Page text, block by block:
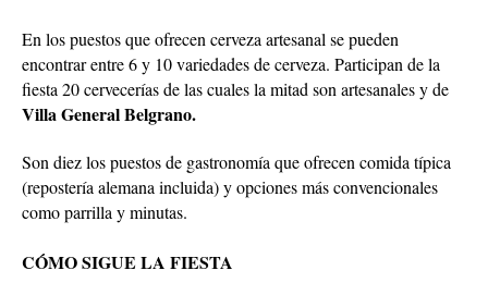
En los puestos que ofrecen cerveza artesanal se pueden
encontrar entre 6 y 10 variedades de cerveza. Participan de la
fiesta 20 cervecerías de las cuales la mitad son artesanales y de
Villa General Belgrano.
Son diez los puestos de gastronomía que ofrecen comida típica
(repostería alemana incluida) y opciones más convencionales
como parrilla y minutas.
CÓMO SIGUE LA FIESTA